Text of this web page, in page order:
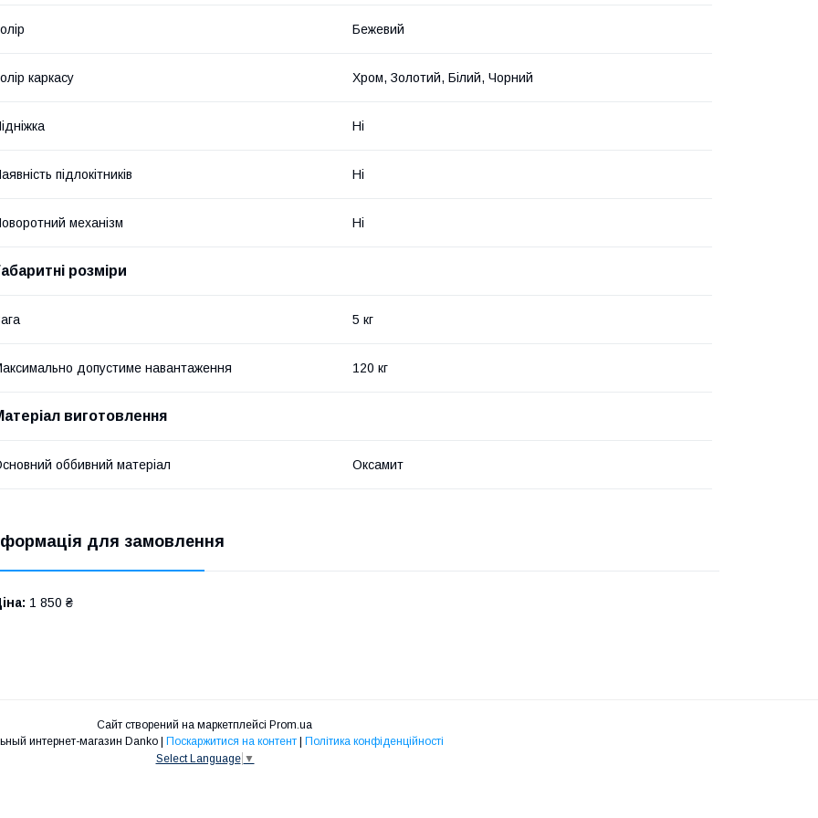
Бежевий
каркасу Хром, Золотий, Білий, Чорний
Ні
підлокітників Ні
механізм Ні
розміри
5 кг
допустиме навантаження 120 кг
виготовлення
оббивний матеріал Оксамит
для замовлення
1 850 ₴
Сайт створений на маркетплейсі Prom.ua
Мебельный интернет-магазин Danko | Поскаржитися на контент | Політика конфіденційності
Select Language ▼